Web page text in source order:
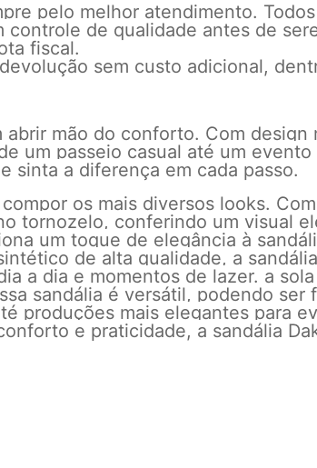
pelo melhor atendimento.
de qualidade antes de
fiscal.
sem custo adicional,
mão do conforto. Com design
um passeio casual até um evento
sinta a diferença em cada passo.
os mais diversos looks.
tornozelo, conferindo um visual
um toque de elegância à
de alta qualidade, a
a dia e momentos de lazer. a
sandália é versátil, podendo ser
produções mais elegantes para
e praticidade, a sandália